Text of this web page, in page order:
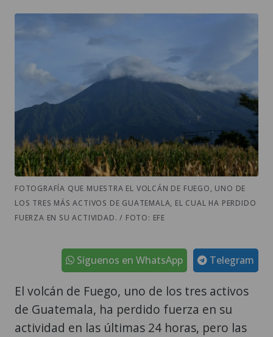
FOTOGRAFÍA QUE MUESTRA EL VOLCÁN DE FUEGO, UNO DE
LOS TRES MÁS ACTIVOS DE GUATEMALA, EL CUAL HA PERDIDO
FUERZA EN SU ACTIVIDAD. / FOTO: EFE
Telegram
Síguenos en WhatsApp
El volcán de Fuego, uno de los tres activos
de Guatemala, ha perdido fuerza en su
actividad en las últimas 24 horas, pero las